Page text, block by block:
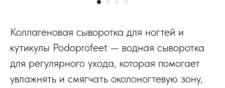
Коллагеновая сыворотка для ногтей и
кутикулы Podoprofeet — водная сыворотка
для регулярного ухода, которая помогает
увлажнять и смягчать околоногтевую зону,